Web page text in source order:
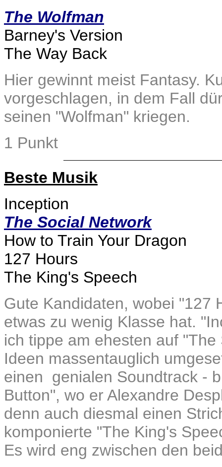
The Wolfman
Barney's Version
The Way Back
Hier gewinnt meist Fantasy.
vorgeschlagen, in dem Fall
seinen "Wolfman" kriegen.
1 Punkt
Beste Musik
Inception
The Social Network
How to Train Your Dragon
127 Hours
The King's Speech
Gute Kandidaten, wobei "127
etwas zu wenig Klasse hat.
ich tippe am ehesten auf
Ideen massentauglich
einen genialen Soundtrack -
Button", wo er Alexandre
denn auch diesmal einen
komponierte "The King's
Es wird eng zwischen den